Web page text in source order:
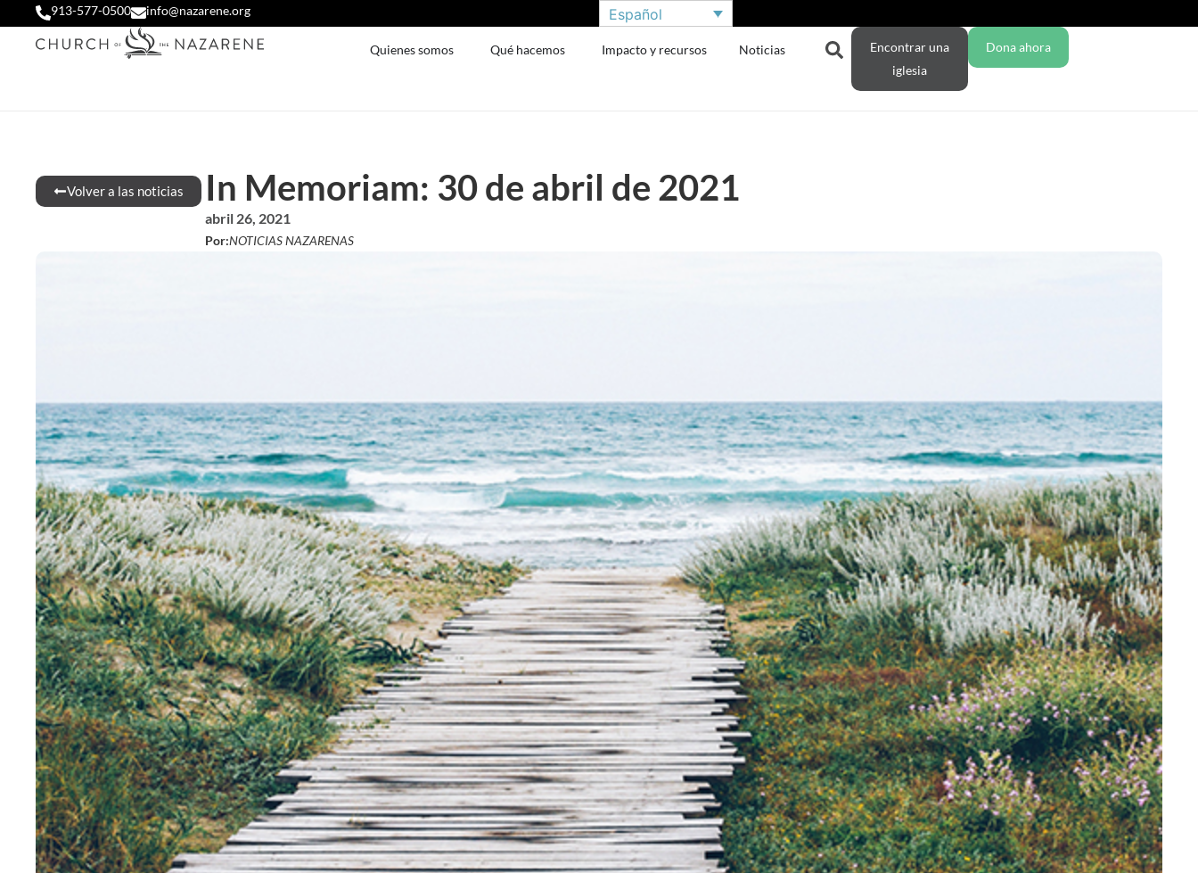
913-577-0500 info@nazarene.org Español
Quienes somos Qué hacemos Impacto y recursos Noticias
Encontrar una
iglesia
Dona ahora
Volver a las noticias In Memoriam: 30 de abril de 2021
abril 26, 2021
Por:NOTICIAS NAZARENAS